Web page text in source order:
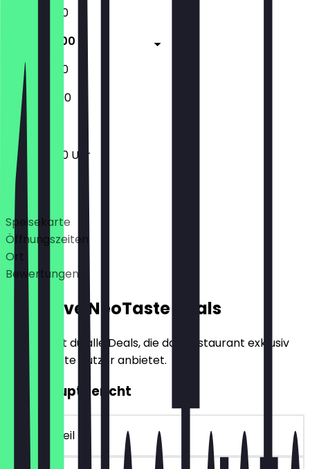
11:00 - 22:00
11:00 - 23:00
11:00 - 23:00
12:00 - 22:00
11:00 - 23:00 Uhr
Deals
Speisekarte
Öffnungszeiten
Ort
Bewertungen
Exklusive NeoTaste Deals
Hier findest du alle Deals, die das Restaurant exklusiv
für NeoTaste Nutzer anbietet.
2für1 Hauptgericht
~14 € Vorteil